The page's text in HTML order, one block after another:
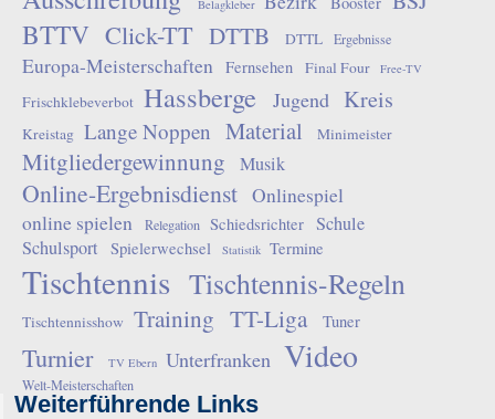
Belagkleber
BTTV Click-TT DTTB DTTL Ergebnisse
Europa-Meisterschaften Fernsehen Final Four Free-TV
Frischklebeverbot Hassberge Jugend Kreis
Kreistag Lange Noppen Material Minimeister
Mitgliedergewinnung Musik
Online-Ergebnisdienst Onlinespiel
online spielen
Relegation Schiedsrichter Schule
Schulsport
Spielerwechsel Statistik Termine
Tischtennis Tischtennis-Regeln
Tischtennisshow Training TT-Liga Tuner
Turnier TV Ebern Unterfranken Video
Welt-Meisterschaften
Weiterführende Links